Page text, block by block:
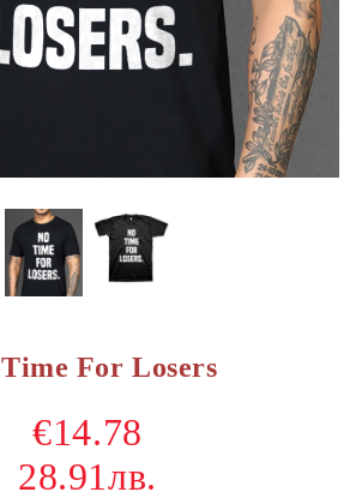
For Losers
€14.78
28.91лв.